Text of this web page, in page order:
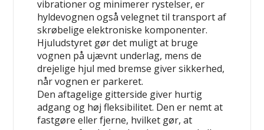
vibrationer og minimerer rystelser, er
hyldevognen også velegnet til transport af
skrøbelige elektroniske komponenter.
Hjuludstyret gør det muligt at bruge
vognen på ujævnt underlag, mens de
drejelige hjul med bremse giver sikkerhed,
når vognen er parkeret.
Den aftagelige gitterside giver hurtig
adgang og høj fleksibilitet. Den er nemt at
fastgøre eller fjerne, hvilket gør, at